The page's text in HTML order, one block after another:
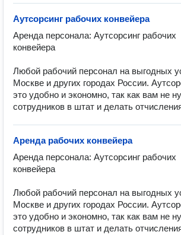
Аутсорсинг рабочих конвейера
Аренда персонала: Аутсорсинг рабочих
конвейера
Любой рабочий персонал на выгодных
Москве и других городах России.
это удобно и экономно, так как вам не
сотрудников в штат и делать
Аренда рабочих конвейера
Аренда персонала: Аутсорсинг рабочих
конвейера
Любой рабочий персонал на выгодных
Москве и других городах России.
это удобно и экономно, так как вам не
сотрудников в штат и делать